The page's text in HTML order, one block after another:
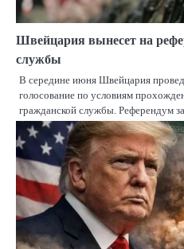
Швейцария вынесет на
службы
В середине июня Швейцария
голосование по условиям
гражданской службы. Референдум